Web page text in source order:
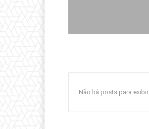
Não há posts para exibir